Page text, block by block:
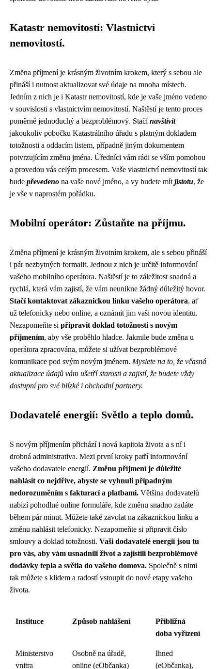
Katastr nemovitostí: Vlastnictví
nemovitostí.
Změna příjmení je krásným životním krokem, který s sebou ale
přináší i nutnost aktualizovat své údaje na mnoha místech.
Jedním z nich je i Katastr nemovitostí, kde je vaše jméno vedeno
v souvislosti s vlastnictvím nemovitostí. Naštěstí je tento proces
poměrně jednoduchý a bezproblémový. Stačínavštívit
jakoukoliv pobočku Katastrálního úřadu s platným dokladem
totožnosti a oddacím listem, případně jiným dokumentem
potvrzujícím změnu jména. Úředníci vám rádi se vším pomohou
a provedou vás celým procesem. Vaše vlastnictví nemovitostí tak
bude převedeno na vaše nové jméno, a vy budete mít jistotu, že
je vše v naprostém pořádku.
Mobilní operátor: Zůstaňte na příjmu.
Změna příjmení je krásným životním krokem, ale s sebou přináší
i pár nezbytných formalit. Jednou z nich je určitě informování
vašeho mobilního operátora. Naštěstí je to záležitost snadná a
rychlá, která vám zajistí, že vám neunikne žádný důležitý hovor.
Stačí kontaktovat zákaznickou linku vašeho operátora, ať
už telefonicky nebo online, a oznámit jim vaši novou identitu.
Nezapomeňte si připravit doklad totožnosti s novým
příjmením, aby vše proběhlo hladce. Jakmile bude změna u
operátora zpracována, můžete si užívat bezproblémové
komunikace pod svým novým jménem. Myslete na to, že včasná
aktualizace údajů vám ušetří starosti a zajistí, že budete vždy
dostupní pro své blízké i obchodní partnery.
Dodavatelé energií: Světlo a teplo domů.
S novým příjmením přichází i nová kapitola života a s ní i
drobná administrativa. Mezi první kroky patří informování
vašeho dodavatele energií. Změnu příjmení je důležité
nahlásit co nejdříve, abyste se vyhnuli případným
nedorozuměním s fakturací a platbami. Většina dodavatelů
nabízí pohodlné online formuláře, kde změnu snadno zadáte
během pár minut. Můžete také zavolat na zákaznickou linku a
změnu nahlásit telefonicky. Nezapomeňte si připravit číslo
smlouvy a doklad totožnosti. Vaši dodavatelé energií jsou tu
pro vás, aby vám usnadnili život a zajistili bezproblémové
dodávky tepla a světla do vašeho domova. Společně s nimi
tak můžete s klidem a radostí vstoupit do nové etapy vašeho
života.
Instituce Způsob nahlášení
Přibližná
doba vyřízení
Ministerstvo
vnitra
Osobně na úřadě,
online (eObčanka)
Ihned
(eObčanka),